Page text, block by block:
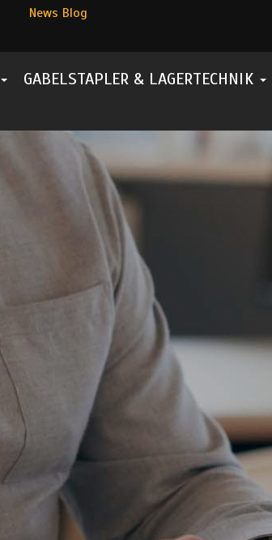
News Blog
GABELSTAPLER & LAGERTECHNIK